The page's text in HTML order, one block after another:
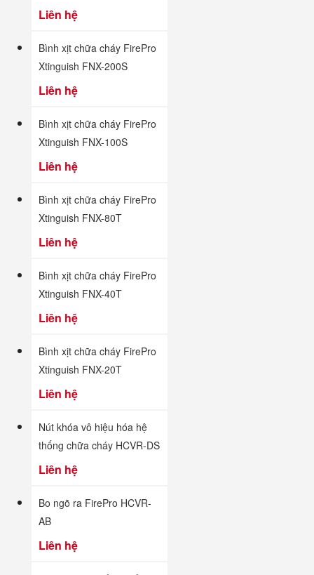
Liên hệ
Bình xịt chữa cháy FirePro
Xtinguish FNX-200S
Liên hệ
Bình xịt chữa cháy FirePro
Xtinguish FNX-100S
Liên hệ
Bình xịt chữa cháy FirePro
Xtinguish FNX-80T
Liên hệ
Bình xịt chữa cháy FirePro
Xtinguish FNX-40T
Liên hệ
Bình xịt chữa cháy FirePro
Xtinguish FNX-20T
Liên hệ
Nút khóa vô hiệu hóa hệ
thống chữa cháy HCVR-DS
Liên hệ
Bo ngõ ra FirePro HCVR-
AB
Liên hệ